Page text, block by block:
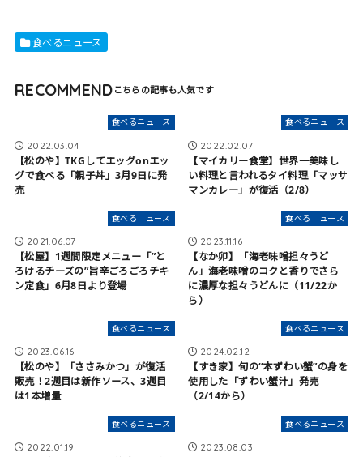
食べるニュース
RECOMMEND
食べるニュース
2022.03.04
【松のや】TKGしてエッグonエッ
グで食べる「親子丼」3月9日に発
売
食べるニュース
2022.02.07
【マイカリー食堂】世界一美味し
い料理と言われるタイ料理「マッサ
マンカレー」が復活（2/8）
食べるニュース
2021.06.07
【松屋】1週間限定メニュー「”と
ろけるチーズの”旨辛ごろごろチキ
ン定食」6月8日より登場
食べるニュース
2023.11.16
【なか卯】「海老味噌担々うど
ん」海老味噌のコクと香りでさら
に濃厚な担々うどんに（11/22か
ら）
食べるニュース
2023.06.16
【松のや】「ささみかつ」が復活
販売！2週目は新作ソース、3週目
は1本増量
食べるニュース
2024.02.12
【すき家】旬の“本ずわい蟹”の身を
使用した「ずわい蟹汁」発売
（2/14から）
食べるニュース
2022.01.19
食べるニュース
2023.08.03